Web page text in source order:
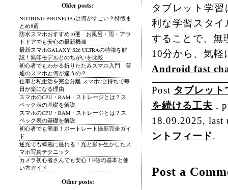
タブレット学
利な学習スタ
することで、無
10分から、気軽
Android fast
Post タブレッ
を続ける工夫 ,
18.09.2025, last
ントフィード.
Post a
Older posts:
NOTHING PHONE(4A)は何がすごい？特徴ま
とめ8選
防水スマホおすすめ10選 お風呂・雨・アウ
トドアでも安心の最新機種
最新スマホGALAXY S26 ULTRAの特徴を解
説！無印モデルとのちがいを比較
初心者でもわかる折りたたみスマホ入門 普
通のスマホと何が違うの？
仕事と私生活を完全分離 スマホ2台持ちで毎
日が楽になる理由
スマホのCPU・RAM・ストレージとは？ス
ペック表の基礎を解説
スマホのCPU・RAM・ストレージとは？ス
ペック表の基礎を解説
初心者でも簡単！ポートレート撮影完全ガイ
ド
逆光でも綺麗に撮れる！光と影を生かしたス
マホ写真テクニック
カメラ初心者さんでも安心！F値の基本と使
い方ガイド
Other posts: